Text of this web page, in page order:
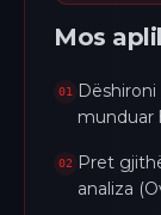
Mos
01
munduar
02
Pret
analiza